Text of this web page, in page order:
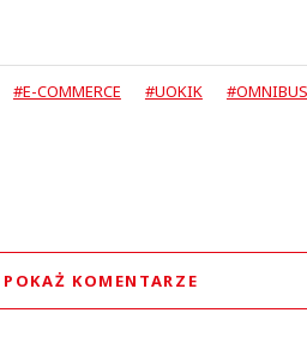
#E-COMMERCE #UOKIK #OMNIBUS
POKAŻ KOMENTARZE